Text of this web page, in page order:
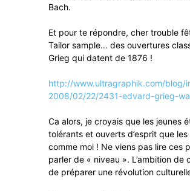
Bach.
Et pour te répondre, cher trouble
Tailor sample… des ouvertures
Grieg qui datent de 1876 !
http://www.ultragraphik.com/blog/
2008/02/22/2431-edvard-grieg-
Ca alors, je croyais que les jeunes
tolérants et ouverts d’esprit que
comme moi ! Ne viens pas lire ces
parler de « niveau ». L’ambition de
de préparer une révolution